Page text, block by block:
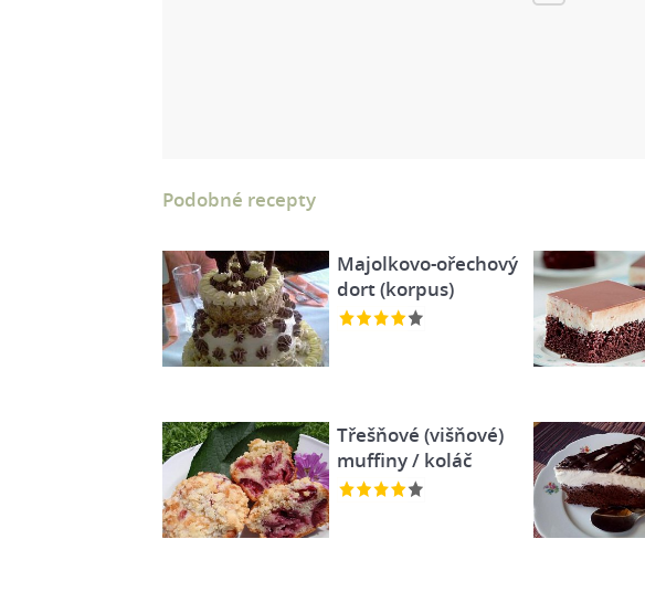
Podobné recepty
Majolkovo-ořechový
dort (korpus)
Třešňové (višňové)
muffiny / koláč